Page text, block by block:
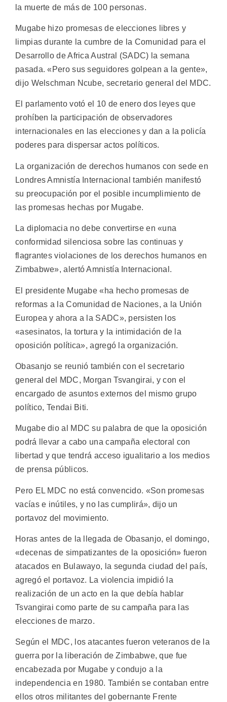
la muerte de más de 100 personas.
Mugabe hizo promesas de elecciones libres y
limpias durante la cumbre de la Comunidad para el
Desarrollo de Africa Austral (SADC) la semana
pasada. «Pero sus seguidores golpean a la gente»,
dijo Welschman Ncube, secretario general del MDC.
El parlamento votó el 10 de enero dos leyes que
prohíben la participación de observadores
internacionales en las elecciones y dan a la policía
poderes para dispersar actos políticos.
La organización de derechos humanos con sede en
Londres Amnistía Internacional también manifestó
su preocupación por el posible incumplimiento de
las promesas hechas por Mugabe.
La diplomacia no debe convertirse en «una
conformidad silenciosa sobre las continuas y
flagrantes violaciones de los derechos humanos en
Zimbabwe», alertó Amnistía Internacional.
El presidente Mugabe «ha hecho promesas de
reformas a la Comunidad de Naciones, a la Unión
Europea y ahora a la SADC», persisten los
«asesinatos, la tortura y la intimidación de la
oposición política», agregó la organización.
Obasanjo se reunió también con el secretario
general del MDC, Morgan Tsvangirai, y con el
encargado de asuntos externos del mismo grupo
político, Tendai Biti.
Mugabe dio al MDC su palabra de que la oposición
podrá llevar a cabo una campaña electoral con
libertad y que tendrá acceso igualitario a los medios
de prensa públicos.
Pero EL MDC no está convencido. «Son promesas
vacías e inútiles, y no las cumplirá», dijo un
portavoz del movimiento.
Horas antes de la llegada de Obasanjo, el domingo,
«decenas de simpatizantes de la oposición» fueron
atacados en Bulawayo, la segunda ciudad del país,
agregó el portavoz. La violencia impidió la
realización de un acto en la que debía hablar
Tsvangirai como parte de su campaña para las
elecciones de marzo.
Según el MDC, los atacantes fueron veteranos de la
guerra por la liberación de Zimbabwe, que fue
encabezada por Mugabe y condujo a la
independencia en 1980. También se contaban entre
ellos otros militantes del gobernante Frente